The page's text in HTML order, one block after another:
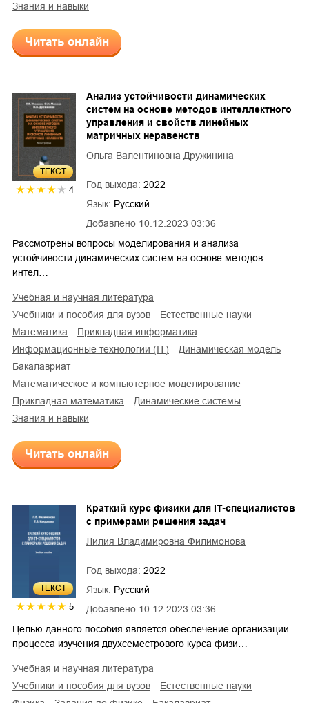
знания и навыки
Читать онлайн
ТЕКСТ
4
Добавлено 10.12.2023 03:36
Анализ устойчивости динамических
систем на основе методов интеллектного
управления и свойств линейных
матричных неравенств
Ольга Валентиновна Дружинина
Год выхода: 2022
Язык: Русский
Рассмотрены вопросы моделирования и анализа
устойчивости динамических систем на основе методов
интел…
учебная и научная литература
учебники и пособия для вузов
естественные науки
математика
прикладная информатика
информационные технологии (IT)
динамическая модель
бакалавриат
математическое и компьютерное моделирование
прикладная математика
динамические системы
знания и навыки
Читать онлайн
ТЕКСТ
5 Добавлено 10.12.2023 03:36
Краткий курс физики для IT-специалистов
с примерами решения задач
Лилия Владимировна Филимонова
Год выхода: 2022
Язык: Русский
Целью данного пособия является обеспечение организации
процесса изучения двухсеместрового курса физи…
учебная и научная литература
учебники и пособия для вузов
естественные науки